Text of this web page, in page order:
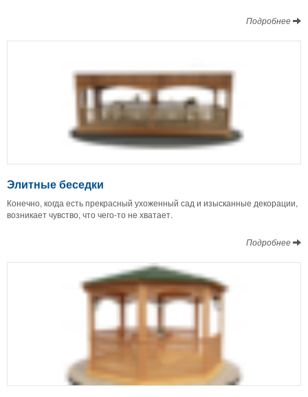
Подробнее
Элитные беседки
Конечно, когда есть прекрасный ухоженный сад и изысканные декорации,
возникает чувство, что чего-то не хватает.
Подробнее